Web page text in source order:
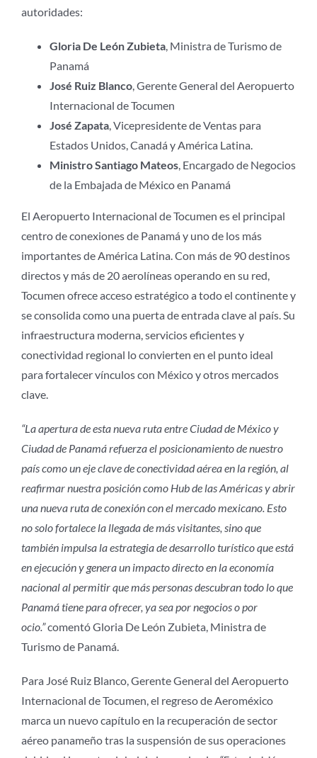
autoridades:
Gloria De León Zubieta, Ministra de Turismo de
Panamá
José Ruiz Blanco, Gerente General del Aeropuerto
Internacional de Tocumen
José Zapata, Vicepresidente de Ventas para
Estados Unidos, Canadá y América Latina.
Ministro Santiago Mateos, Encargado de Negocios
de la Embajada de México en Panamá
El Aeropuerto Internacional de Tocumen es el principal
centro de conexiones de Panamá y uno de los más
importantes de América Latina. Con más de 90 destinos
directos y más de 20 aerolíneas operando en su red,
Tocumen ofrece acceso estratégico a todo el continente y
se consolida como una puerta de entrada clave al país. Su
infraestructura moderna, servicios eficientes y
conectividad regional lo convierten en el punto ideal
para fortalecer vínculos con México y otros mercados
clave.
“La apertura de esta nueva ruta entre Ciudad de México y
Ciudad de Panamá refuerza el posicionamiento de nuestro
país como un eje clave de conectividad aérea en la región, al
reafirmar nuestra posición como Hub de las Américas y abrir
una nueva ruta de conexión con el mercado mexicano. Esto
no solo fortalece la llegada de más visitantes, sino que
también impulsa la estrategia de desarrollo turístico que está
en ejecución y genera un impacto directo en la economía
nacional al permitir que más personas descubran todo lo que
Panamá tiene para ofrecer, ya sea por negocios o por
ocio.”comentó Gloria De León Zubieta, Ministra de
Turismo de Panamá.
Para José Ruiz Blanco, Gerente General del Aeropuerto
Internacional de Tocumen, el regreso de Aeroméxico
marca un nuevo capítulo en la recuperación de sector
aéreo panameño tras la suspensión de sus operaciones